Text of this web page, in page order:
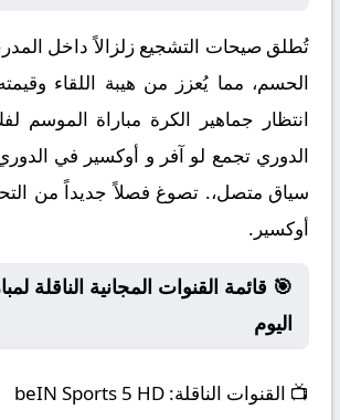
تُطلق صيحات التشجيع زلزالاً داخل
الحسم، مما يُعزز من هيبة اللقاء
انتظار جماهير الكرة مباراة الموسم
الدوري تجمع لو آفر و أوكسير في
سياق متصل،. تصوغ فصلاً جديداً من
أوكسير.
🎯 قائمة القنوات المجانية الناقلة
اليوم
📺 القنوات الناقلة: